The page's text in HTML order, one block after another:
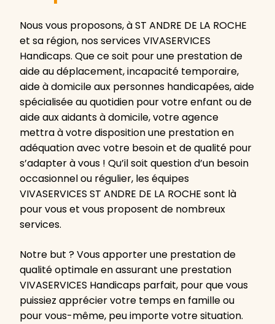
Nous vous proposons, à ST ANDRE DE LA ROCHE
et sa région, nos services VIVASERVICES
Handicaps. Que ce soit pour une prestation de
aide au déplacement, incapacité temporaire,
aide à domicile aux personnes handicapées, aide
spécialisée au quotidien pour votre enfant ou de
aide aux aidants à domicile, votre agence
mettra à votre disposition une prestation en
adéquation avec votre besoin et de qualité pour
s’adapter à vous ! Qu’il soit question d’un besoin
occasionnel ou régulier, les équipes
VIVASERVICES ST ANDRE DE LA ROCHE sont là
pour vous et vous proposent de nombreux
services.
Notre but ? Vous apporter une prestation de
qualité optimale en assurant une prestation
VIVASERVICES Handicaps parfait, pour que vous
puissiez apprécier votre temps en famille ou
pour vous-même, peu importe votre situation.